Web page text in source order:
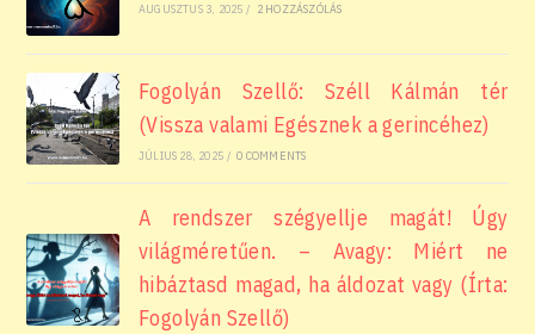
AUGUSZTUS 3, 2025 / 2 HOZZÁSZÓLÁS
Fogolyán Szellő: Széll Kálmán tér
(Vissza valami Egésznek a gerincéhez)
JÚLIUS 28, 2025 / 0 COMMENTS
A rendszer szégyellje magát! Úgy
világméretűen. – Avagy: Miért ne
hibáztasd magad, ha áldozat vagy (Írta:
Fogolyán Szellő)